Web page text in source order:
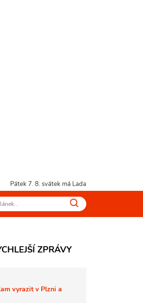
Pátek 7. 8. svátek má Lada
ZPRÁVY
vyrazit v Plzni a